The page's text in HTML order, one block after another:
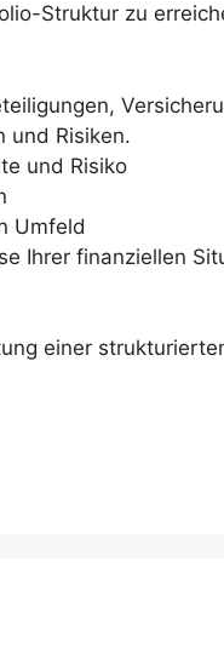
Struktur zu
und Risiken.
und Risiko
Umfeld
Ihrer finanziellen
einer